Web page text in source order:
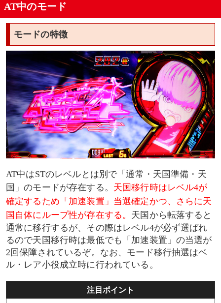
AT中のモード
モードの特徴
AT中はSTのレベルとは別で「通常・天国準備・天
国」のモードが存在する。 天国移行時はレベル4が
確定するため「加速装置」当選確定かつ、さらに天
国自体にループ性が存在する。 天国から転落すると
通常に移行するが、その際はレベル4が必ず選ばれ
るので天国移行時は最低でも「加速装置」の当選が
2回保障されているぞ。なお、モード移行抽選はベ
ル・レア小役成立時に行われている。
注目ポイント